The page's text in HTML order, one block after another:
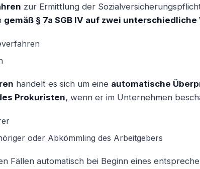
zur Ermittlung der
gemäß § 7a SGB IV auf zwei unterschiedliche
handelt es sich um eine automatische
Prokuristen, wenn er im Unternehmen
oder Abkömmling des Arbeitgebers
Fällen automatisch bei Beginn eines